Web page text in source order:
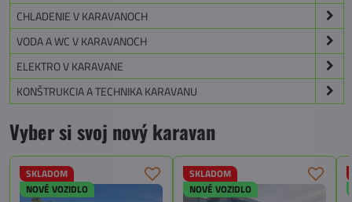
CHLADENIE V KARAVANOCH
VODA A WC V KARAVANOCH
ELEKTRO V KARAVANE
KONŠTRUKCIA A TECHNIKA KARAVANU
Vyber si svoj nový karavan
SKLADOM
NOVÉ VOZIDLO
SKLADOM
NOVÉ VOZIDLO